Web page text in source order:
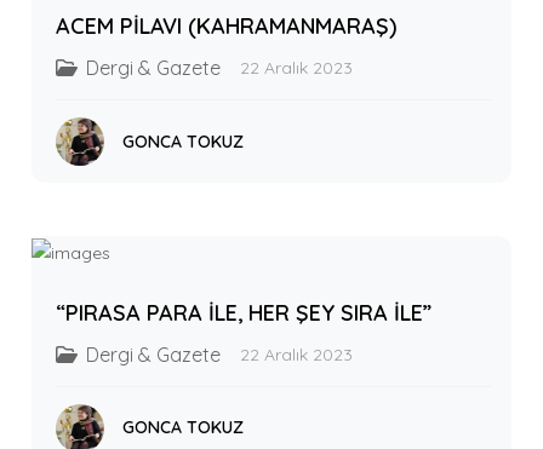
ACEM PİLAVI (KAHRAMANMARAŞ)
Dergi & Gazete 22 Aralık 2023
GONCA TOKUZ
“PIRASA PARA İLE, HER ŞEY SIRA İLE”
Dergi & Gazete 22 Aralık 2023
GONCA TOKUZ